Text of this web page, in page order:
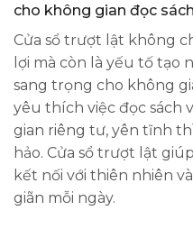
cho không gian đọc sách
Cửa sổ trượt lật không
lợi mà còn là yếu tố tạo
sang trọng cho không
yêu thích việc đọc sách
gian riêng tư, yên tĩnh
hảo. Cửa sổ trượt lật
kết nối với thiên nhiên
giãn mỗi ngày.